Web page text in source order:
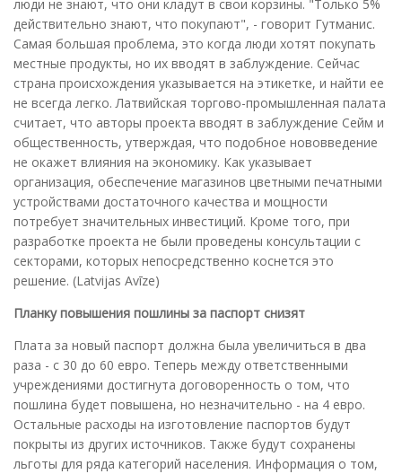
люди не знают, что они кладут в свои корзины. "Только 5%
действительно знают, что покупают", - говорит Гутманис.
Самая большая проблема, это когда люди хотят покупать
местные продукты, но их вводят в заблуждение. Сейчас
страна происхождения указывается на этикетке, и найти ее
не всегда легко. Латвийская торгово-промышленная палата
считает, что авторы проекта вводят в заблуждение Сейм и
общественность, утверждая, что подобное нововведение
не окажет влияния на экономику. Как указывает
организация, обеспечение магазинов цветными печатными
устройствами достаточного качества и мощности
потребует значительных инвестиций. Кроме того, при
разработке проекта не были проведены консультации с
секторами, которых непосредственно коснется это
решение. (Latvijas Avīze)
Планку повышения пошлины за паспорт снизят
Плата за новый паспорт должна была увеличиться в два
раза - с 30 до 60 евро. Теперь между ответственными
учреждениями достигнута договоренность о том, что
пошлина будет повышена, но незначительно - на 4 евро.
Остальные расходы на изготовление паспортов будут
покрыты из других источников. Также будут сохранены
льготы для ряда категорий населения. Информация о том,